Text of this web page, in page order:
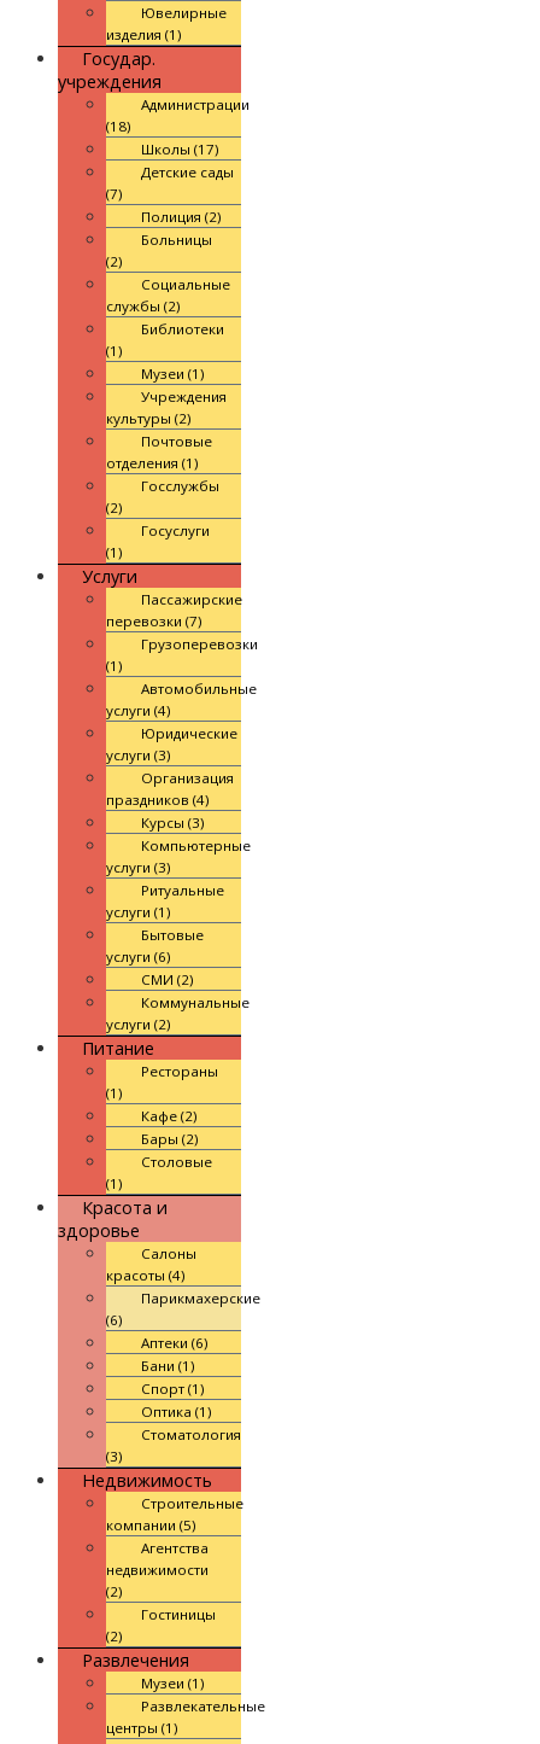
Ювелирные
изделия (1)
Государ.
учреждения
Администрации
(18)
Школы (17)
Детские сады
(7)
Полиция (2)
Больницы
(2)
Социальные
службы (2)
Библиотеки
(1)
Музеи (1)
Учреждения
культуры (2)
Почтовые
отделения (1)
Госслужбы
(2)
Госуслуги
(1)
Услуги
Пассажирские
перевозки (7)
Грузоперевозки
(1)
Автомобильные
услуги (4)
Юридические
услуги (3)
Организация
праздников (4)
Курсы (3)
Компьютерные
услуги (3)
Ритуальные
услуги (1)
Бытовые
услуги (6)
СМИ (2)
Коммунальные
услуги (2)
Питание
Рестораны
(1)
Кафе (2)
Бары (2)
Столовые
(1)
Красота и
здоровье
Салоны
красоты (4)
Парикмахерские
(6)
Аптеки (6)
Бани (1)
Спорт (1)
Оптика (1)
Стоматология
(3)
Недвижимость
Строительные
компании (5)
Агентства
недвижимости
(2)
Гостиницы
(2)
Развлечения
Музеи (1)
Развлекательные
центры (1)